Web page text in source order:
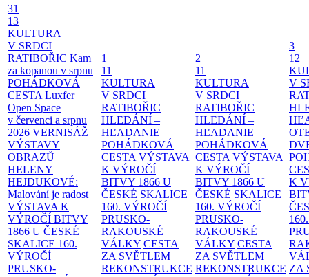
31
13
KULTURA
V SRDCI
RATIBOŘIC Kam
za kopanou v srpnu
POHÁDKOVÁ
CESTA Luxfer
Open Space
v červenci a srpnu
2026 VERNISÁŽ
VÝSTAVY
OBRAZŮ
HELENY
HEJDUKOVÉ:
Malování je radost
VÝSTAVA K
VÝROČÍ BITVY
1866 U ČESKÉ
SKALICE 160.
VÝROČÍ
PRUSKO-
1
11
KULTURA
V SRDCI
RATIBOŘIC
HLEDÁNÍ –
HĽADANIE
POHÁDKOVÁ
CESTA VÝSTAVA
K VÝROČÍ
BITVY 1866 U
ČESKÉ SKALICE
160. VÝROČÍ
PRUSKO-
RAKOUSKÉ
VÁLKY CESTA
ZA SVĚTLEM
REKONSTRUKCE
2
11
KULTURA
V SRDCI
RATIBOŘIC
HLEDÁNÍ –
HĽADANIE
POHÁDKOVÁ
CESTA VÝSTAVA
K VÝROČÍ
BITVY 1866 U
ČESKÉ SKALICE
160. VÝROČÍ
PRUSKO-
RAKOUSKÉ
VÁLKY CESTA
ZA SVĚTLEM
REKONSTRUKCE
3
12
V
K
ZA